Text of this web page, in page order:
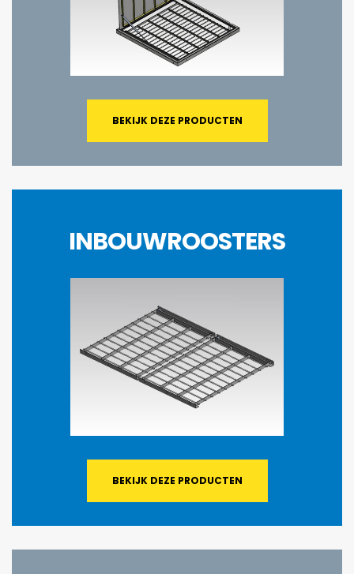
BEKIJK DEZE PRODUCTEN
INBOUWROOSTERS
BEKIJK DEZE PRODUCTEN